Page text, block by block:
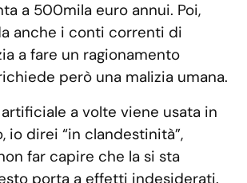
a 500mila euro annui. Poi,
anche i conti correnti di
a fare un ragionamento
però una malizia umana.
artificiale a volte viene usata in
io direi “in clandestinità”,
far capire che la si sta
porta a effetti indesiderati.